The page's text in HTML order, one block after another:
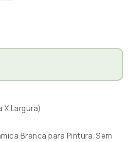
X Largura)
Branca para Pintura. Sem